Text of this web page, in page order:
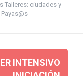
Talleres: ciudades y
INTENSIVO